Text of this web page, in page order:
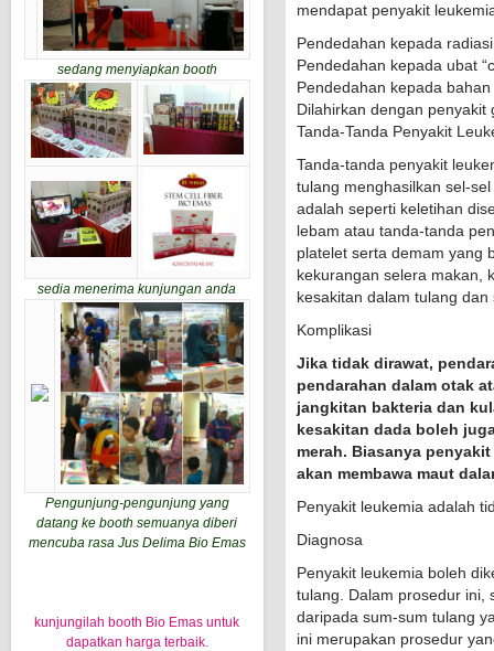
sedang menyiapkan booth
sedia menerima kunjungan anda
Pengunjung-pengunjung yang
datang ke booth semuanya diberi
mencuba rasa Jus Delima Bio Emas
kunjungilah booth Bio Emas untuk
dapatkan harga terbaik.
mendapat penyakit
Pendedahan kepada radiasi
Pendedahan kepada ubat
Pendedahan kepada
Dilahirkan dengan penyakit
Tanda-Tanda Penyakit
Tanda-tanda penyakit
tulang menghasilkan sel-
adalah seperti keletihan
lebam atau tanda-tanda
platelet serta demam yang
kekurangan selera makan,
kesakitan dalam tulang dan
Komplikasi
Jika tidak dirawat,
pendarahan dalam otak
jangkitan bakteria dan
kesakitan dada boleh
merah. Biasanya
akan membawa maut
Penyakit leukemia adalah
Diagnosa
Penyakit leukemia boleh
tulang. Dalam prosedur ini,
daripada sum-sum tulang
ini merupakan prosedur